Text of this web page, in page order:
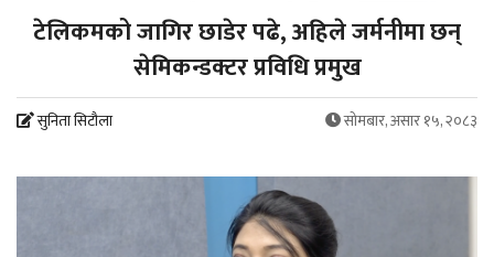
टेलिकमको जागिर छाडेर पढे, अहिले जर्मनीमा छन्
सेमिकन्डक्टर प्रविधि प्रमुख
सुनिता सिटौला सोमबार, असार १५, २०८३